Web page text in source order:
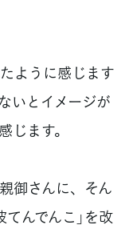
ように感じます
いとイメージが
じます。
御さんに、そん
んでんこ」を改